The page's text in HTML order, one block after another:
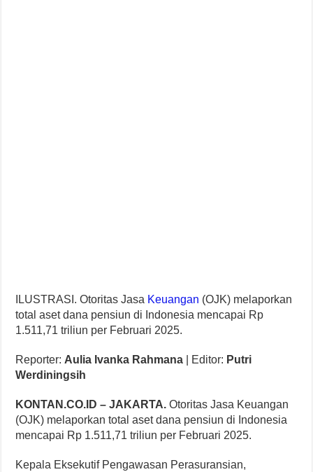
ILUSTRASI. Otoritas Jasa Keuangan (OJK) melaporkan
total aset dana pensiun di Indonesia mencapai Rp
1.511,71 triliun per Februari 2025.
Reporter: Aulia Ivanka Rahmana | Editor: Putri
Werdiningsih
KONTAN.CO.ID – JAKARTA. Otoritas Jasa Keuangan
(OJK) melaporkan total aset dana pensiun di Indonesia
mencapai Rp 1.511,71 triliun per Februari 2025.
Kepala Eksekutif Pengawasan Perasuransian,